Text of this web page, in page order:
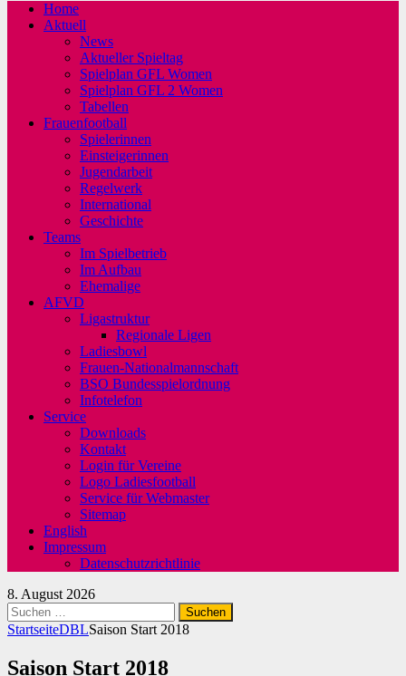
Home
Aktuell
News
Aktueller Spieltag
Spielplan GFL Women
Spielplan GFL 2 Women
Tabellen
Frauenfootball
Spielerinnen
Einsteigerinnen
Jugendarbeit
Regelwerk
International
Geschichte
Teams
Im Spielbetrieb
Im Aufbau
Ehemalige
AFVD
Ligastruktur
Regionale Ligen
Ladiesbowl
Frauen-Nationalmannschaft
BSO Bundesspielordnung
Infotelefon
Service
Downloads
Kontakt
Login für Vereine
Logo Ladiesfootball
Service für Webmaster
Sitemap
English
Impressum
Datenschutzrichtlinie
8. August 2026
Suchen
nach:
StartseiteDBLSaison Start 2018
Saison Start 2018